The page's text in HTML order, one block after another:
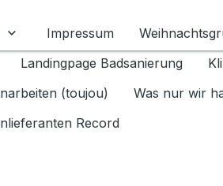
Untermenü für Datenschutz
Impressum
Landingpage Badsanierung
(toujou) Was nur wir
Record